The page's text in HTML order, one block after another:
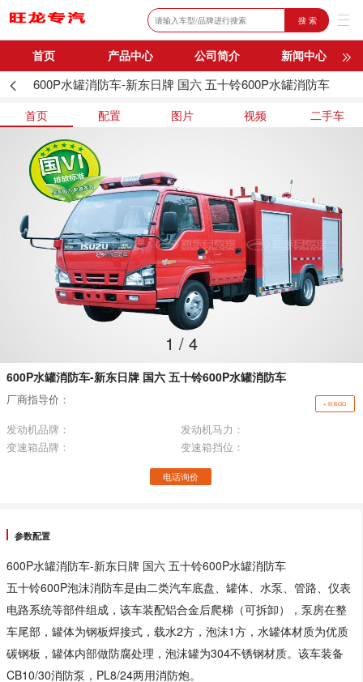
搜 索
首页 产品中心 公司简介
新闻中心
购车流程
联系我们
600P水罐消防车-新东日牌 国六 五十铃600P水罐消防车
首页 配置 图片 视频 二手车
1 / 4
600P水罐消防车-新东日牌 国六 五十铃600P水罐消防车
厂商指导价： + 联系QQ
发动机品牌：
发动机马力：
变速箱品牌：
变速箱挡位：
电话询价
参数配置
600P水罐消防车-新东日牌 国六 五十铃600P水罐消防车
五十铃600P泡沫消防车是由二类汽车底盘、罐体、水泵、管路、仪表
电路系统等部件组成，该车装配铝合金后爬梯（可拆卸），泵房在整
车尾部，罐体为钢板焊接式，载水2方，泡沫1方，水罐体材质为优质
碳钢板，罐体内部做防腐处理，泡沫罐为304不锈钢材质。该车装备
CB10/30消防泵，PL8/24两用消防炮。